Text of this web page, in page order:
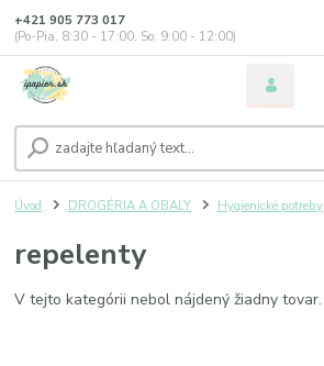
+421 905 773 017
(Po-Pia, 8:30 - 17:00, So: 9:00 - 12:00)
Úvod DROGÉRIA A OBALY Hygienické potreby
repelenty
V tejto kategórii nebol nájdený žiadny tovar.